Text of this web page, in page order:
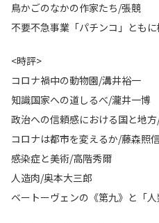
鳥かごのなかの作家たち/張競
不要不急事業「パチンコ」とも
<時評>
コロナ禍中の動物園/溝井裕一
知識国家への道しるべ/瀧井一博
政治への信頼感における国と地
コロナは都市を変えるか/藤森照信
感染症と美術/高階秀爾
人造肉/奥本大三郎
ベートーヴェンの《第九》と「